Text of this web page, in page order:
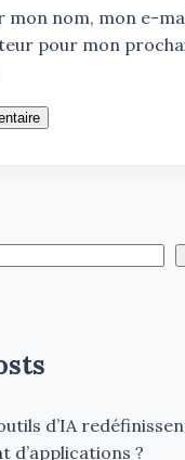
mon nom, mon e-
pour mon
d’IA
d’applications ?